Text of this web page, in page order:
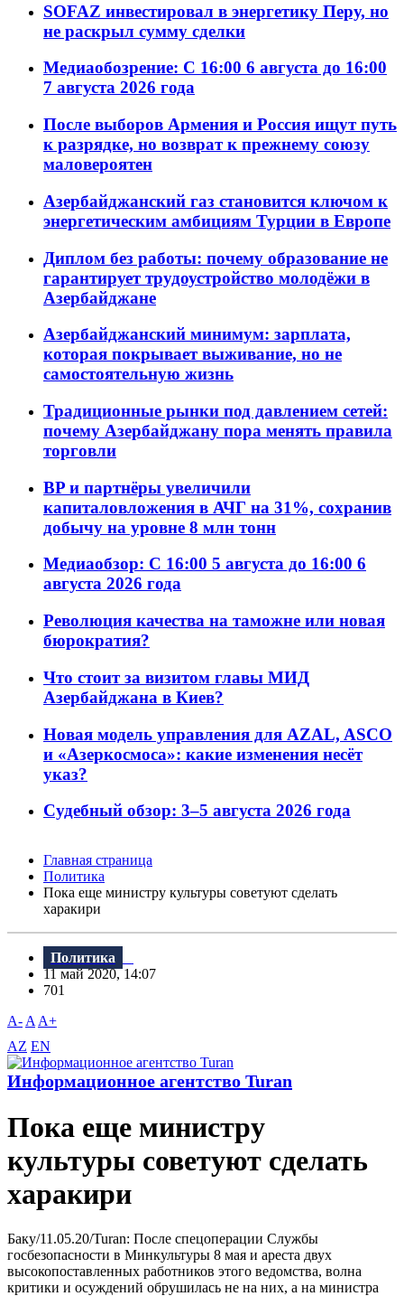
SOFAZ инвестировал в энергетику Перу, но
не раскрыл сумму сделки
Медиаобозрение: С 16:00 6 августа до 16:00
7 августа 2026 года
После выборов Армения и Россия ищут путь
к разрядке, но возврат к прежнему союзу
маловероятен
Азербайджанский газ становится ключом к
энергетическим амбициям Турции в Европе
Диплом без работы: почему образование не
гарантирует трудоустройство молодёжи в
Азербайджане
Азербайджанский минимум: зарплата,
которая покрывает выживание, но не
самостоятельную жизнь
Традиционные рынки под давлением сетей:
почему Азербайджану пора менять правила
торговли
BP и партнёры увеличили
капиталовложения в АЧГ на 31%, сохранив
добычу на уровне 8 млн тонн
Медиаобзор: С 16:00 5 августа до 16:00 6
августа 2026 года
Революция качества на таможне или новая
бюрократия?
Что стоит за визитом главы МИД
Азербайджана в Киев?
Новая модель управления для AZAL, ASCO
и «Азеркосмоса»: какие изменения несёт
указ?
Судебный обзор: 3–5 августа 2026 года
Главная страница
Политика
Пока еще министру культуры советуют сделать
харакири
Политика
11 май 2020, 14:07
701
A- A A+
AZ EN
Информационное агентство Turan
Пока еще министру
культуры советуют сделать
харакири
Баку/11.05.20/Turan: После спецоперации Службы
госбезопасности в Минкультуры 8 мая и ареста двух
высокопоставленных работников этого ведомства, волна
критики и осуждений обрушилась не на них, а на министра